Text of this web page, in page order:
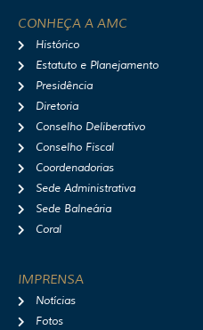
t
r
CONHEÇA A AMC
Histórico
Estatuto e Planejamento
Presidência
Diretoria
Conselho Deliberativo
Conselho Fiscal
Coordenadorias
Sede Administrativa
Sede Balneária
Coral
IMPRENSA
Notícias
Fotos